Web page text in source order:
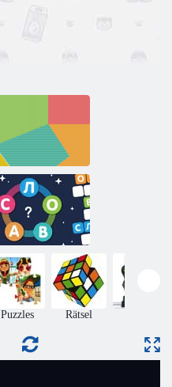
Tangram Online
Meer der Worte
Puzzles Rätsel